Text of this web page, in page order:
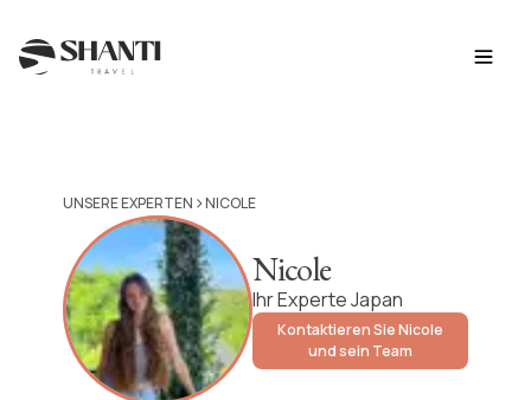
UNSERE EXPERTEN >NICOLE
Nicole
Ihr Experte Japan
Kontaktieren Sie Nicole
und sein Team